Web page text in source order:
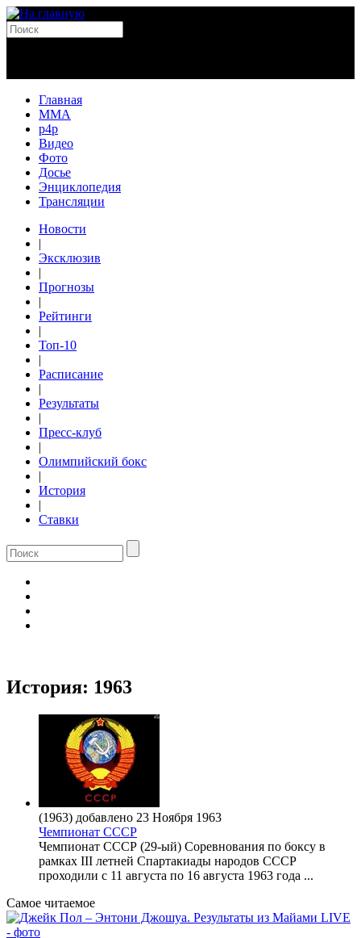
Главная
MMA
p4p
Видео
Фото
Досье
Энциклопедия
Трансляции
Новости
|
Эксклюзив
|
Прогнозы
|
Рейтинги
|
Топ-10
|
Расписание
|
Результаты
|
Пресс-клуб
|
Олимпийский бокс
|
История
|
Ставки
История: 1963
(1963) добавлено 23 Ноября 1963
Чемпионат СССР
Чемпионат СССР (29-ый) Соревнования по боксу в
рамках III летней Спартакиады народов СССР
проходили с 11 августа по 16 августа 1963 года ...
Самое читаемое